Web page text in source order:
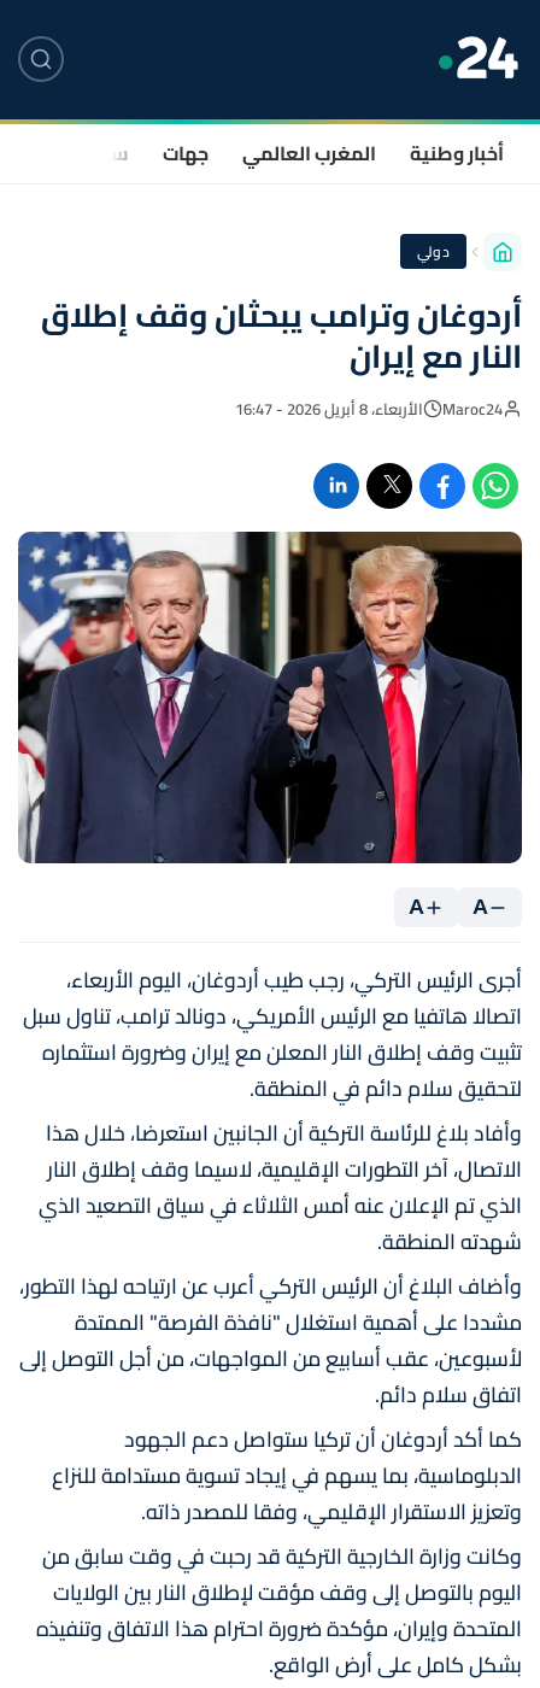
أخبار وطنية المغرب العالمي جهات سياسة
دولي
أردوغان وترامب يبحثان وقف إطلاق
النار مع إيران
Maroc24 الأربعاء، 8 أبريل 2026 - 16:47
A
A
أجرى الرئيس التركي، رجب طيب أردوغان، اليوم الأربعاء،
اتصالا هاتفيا مع الرئيس الأمريكي، دونالد ترامب، تناول سبل
تثبيت وقف إطلاق النار المعلن مع إيران وضرورة استثماره
لتحقيق سلام دائم في المنطقة.
وأفاد بلاغ للرئاسة التركية أن الجانبين استعرضا، خلال هذا
الاتصال، آخر التطورات الإقليمية، لاسيما وقف إطلاق النار
الذي تم الإعلان عنه أمس الثلاثاء في سياق التصعيد الذي
شهدته المنطقة.
وأضاف البلاغ أن الرئيس التركي أعرب عن ارتياحه لهذا التطور،
مشددا على أهمية استغلال "نافذة الفرصة" الممتدة
لأسبوعين، عقب أسابيع من المواجهات، من أجل التوصل إلى
اتفاق سلام دائم.
كما أكد أردوغان أن تركيا ستواصل دعم الجهود
الدبلوماسية، بما يسهم في إيجاد تسوية مستدامة للنزاع
وتعزيز الاستقرار الإقليمي، وفقا للمصدر ذاته.
وكانت وزارة الخارجية التركية قد رحبت في وقت سابق من
اليوم بالتوصل إلى وقف مؤقت لإطلاق النار بين الولايات
المتحدة وإيران، مؤكدة ضرورة احترام هذا الاتفاق وتنفيذه
بشكل كامل على أرض الواقع.